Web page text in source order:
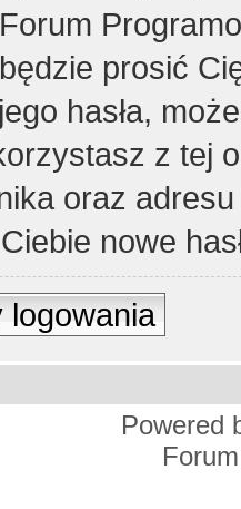
prosić
hasła,
z tej
oraz
nowe
logowania
Powered